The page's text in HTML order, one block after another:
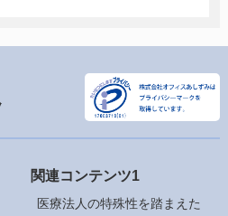
関連コンテンツ1
医療法人の特殊性を踏まえた